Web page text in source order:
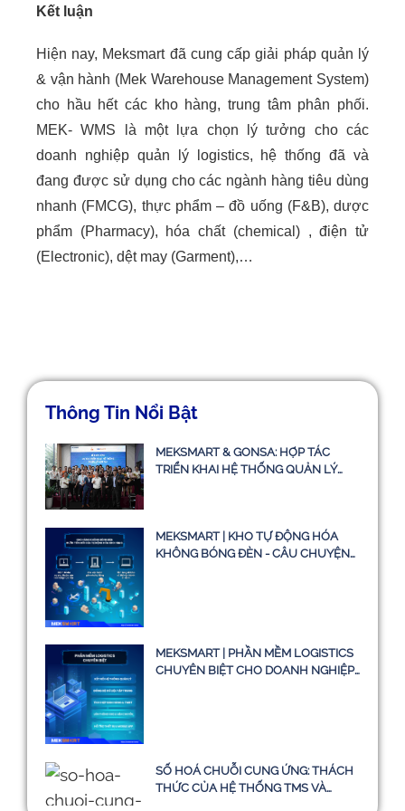
Kết luận
Hiện nay, Meksmart đã cung cấp giải pháp quản lý
& vận hành (Mek Warehouse Management System)
cho hầu hết các kho hàng, trung tâm phân phối.
MEK- WMS là một lựa chọn lý tưởng cho các
doanh nghiệp quản lý logistics, hệ thống đã và
đang được sử dụng cho các ngành hàng tiêu dùng
nhanh (FMCG), thực phẩm – đồ uống (F&B), dược
phẩm (Pharmacy), hóa chất (chemical) , điện tử
(Electronic), dệt may (Garment),…
Thông Tin Nổi Bật
MEKSMART & GONSA: HỢP TÁC
TRIỂN KHAI HỆ THỐNG QUẢN LÝ
MEKSMART | KHO TỰ ĐỘNG HÓA
KHÔNG BÓNG ĐÈN - CÂU CHUYỆN
MEKSMART | PHẦN MỀM LOGISTICS
CHUYÊN BIỆT CHO DOANH NGHIỆP
SỐ HOÁ CHUỖI CUNG ỨNG: THÁCH
THỨC CỦA HỆ THỐNG TMS VÀ